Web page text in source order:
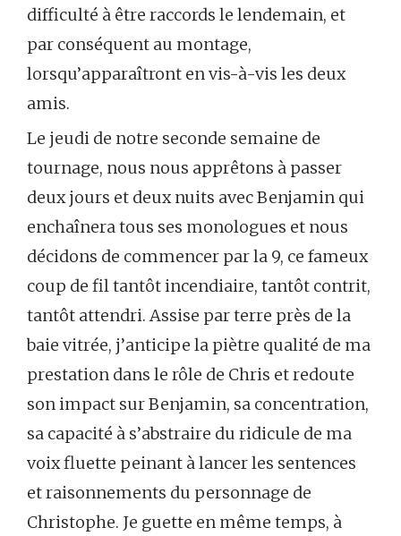
difficulté à être raccords le lendemain, et
par conséquent au montage,
lorsqu’apparaîtront en vis-à-vis les deux
amis.
Le jeudi de notre seconde semaine de
tournage, nous nous apprêtons à passer
deux jours et deux nuits avec Benjamin qui
enchaînera tous ses monologues et nous
décidons de commencer par la 9, ce fameux
coup de fil tantôt incendiaire, tantôt contrit,
tantôt attendri. Assise par terre près de la
baie vitrée, j’anticipe la piètre qualité de ma
prestation dans le rôle de Chris et redoute
son impact sur Benjamin, sa concentration,
sa capacité à s’abstraire du ridicule de ma
voix fluette peinant à lancer les sentences
et raisonnements du personnage de
Christophe. Je guette en même temps, à